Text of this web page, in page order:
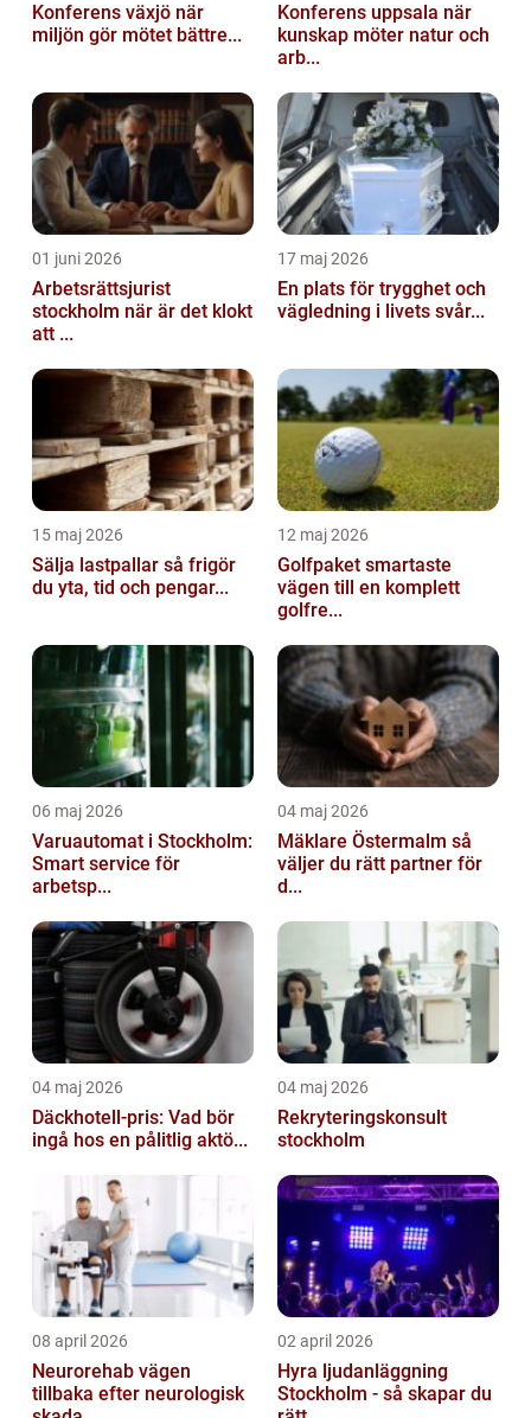
Konferens växjö när
miljön gör mötet bättre...
Konferens uppsala när
kunskap möter natur och
arb...
01 juni 2026
Arbetsrättsjurist
stockholm när är det klokt
att ...
17 maj 2026
En plats för trygghet och
vägledning i livets svår...
15 maj 2026
Sälja lastpallar så frigör
du yta, tid och pengar...
12 maj 2026
Golfpaket smartaste
vägen till en komplett
golfre...
06 maj 2026
Varuautomat i Stockholm:
Smart service för
arbetsp...
04 maj 2026
Mäklare Östermalm så
väljer du rätt partner för
d...
04 maj 2026
Däckhotell-pris: Vad bör
ingå hos en pålitlig aktö...
04 maj 2026
Rekryteringskonsult
stockholm
08 april 2026
Neurorehab vägen
tillbaka efter neurologisk
02 april 2026
Hyra ljudanläggning
Stockholm - så skapar du